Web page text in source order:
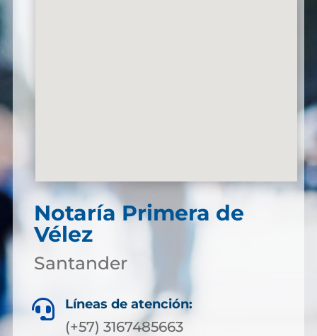
Notaría Primera de
Vélez
Santander
 Líneas de atención:
(+57) 3167485663